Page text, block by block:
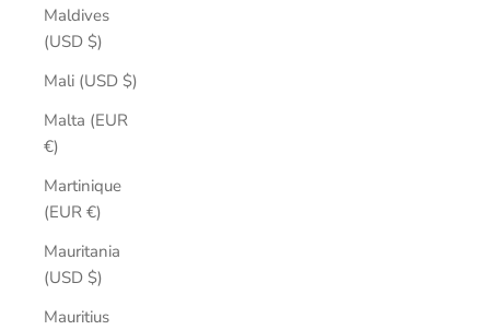
Maldives
(USD $)
Mali (USD $)
Malta (EUR
€)
Martinique
(EUR €)
Mauritania
(USD $)
Mauritius